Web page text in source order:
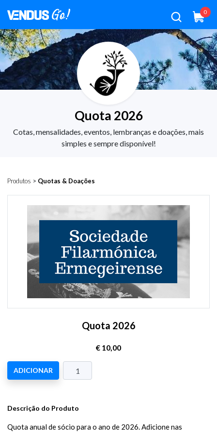
0
Quota 2026
Cotas, mensalidades, eventos, lembranças e doações, mais
simples e sempre disponível!
Produtos > Quotas & Doações
Quota 2026
€ 10,00
ADICIONAR
Descrição do Produto
Quota anual de sócio para o ano de 2026. Adicione nas